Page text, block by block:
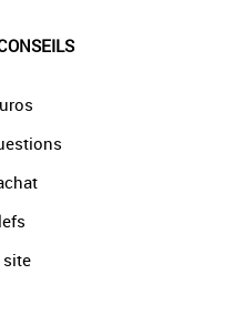
site